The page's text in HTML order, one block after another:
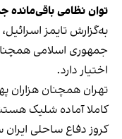
توان نظامی باقی‌مانده
به‌گزارش تایمز
جمهوری اسلامی
اختیار دارد.
تهران همچنان هزاران
کاملا آماده شلیک
کروز دفاع ساحلی